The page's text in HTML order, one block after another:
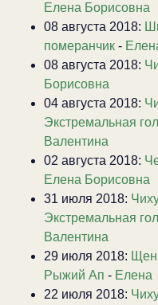
Елена Борисовна
08 августа 2018:
померанчик -
08 августа 2018:
Борисовна
04 августа 2018:
Экстремальная
Валентина
02 августа 2018:
Елена Борисовна
31 июля 2018:
Экстремальная
Валентина
29 июля 2018:
Рыжий Ап - Елена
22 июля 2018: